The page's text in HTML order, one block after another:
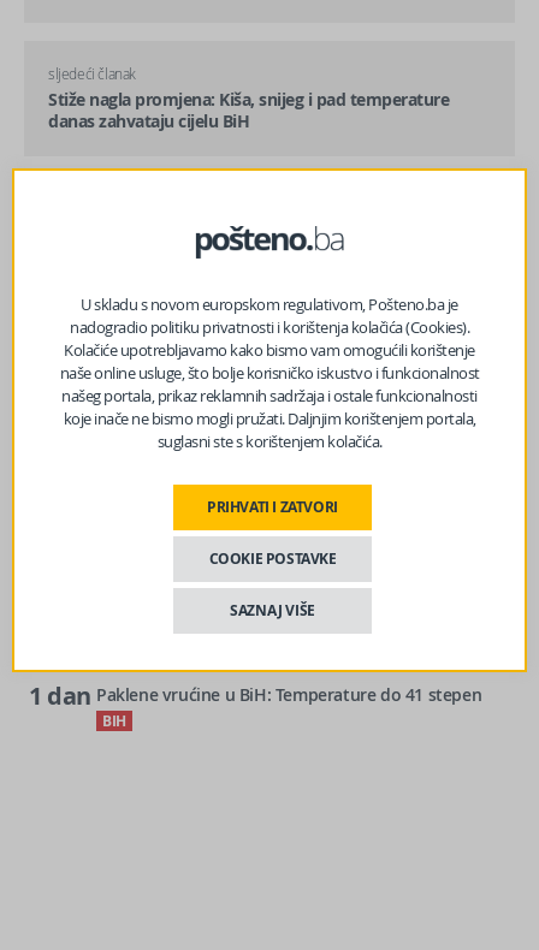
sljedeći članak
Stiže nagla promjena: Kiša, snijeg i pad temperature
danas zahvataju cijelu BiH
2
h
Šta ulazak BiH u SEPA znači za građane: Uplate iz
dijaspore jeftinije za 94 posto
BIH
Dvojici rudara pozlilo u jami Raspotočje: Jedan
prebačen u bolnicu
Stiže blagi predah od vrelina, ali ne zadugo
Mostar će biti domaćin memorijalne muzičke večeri u
znak sjećanja na Marka Govorčina
1 dan Paklene vrućine u BiH: Temperature do 41 stepen
BIH
U skladu s novom europskom regulativom, Pošteno.ba je
nadogradio politiku privatnosti i korištenja kolačića (Cookies).
Kolačiće upotrebljavamo kako bismo vam omogućili korištenje
naše online usluge, što bolje korisničko iskustvo i funkcionalnost
našeg portala, prikaz reklamnih sadržaja i ostale funkcionalnosti
koje inače ne bismo mogli pružati. Daljnjim korištenjem portala,
suglasni ste s korištenjem kolačića.
PRIHVATI I ZATVORI
COOKIE POSTAVKE
SAZNAJ VIŠE